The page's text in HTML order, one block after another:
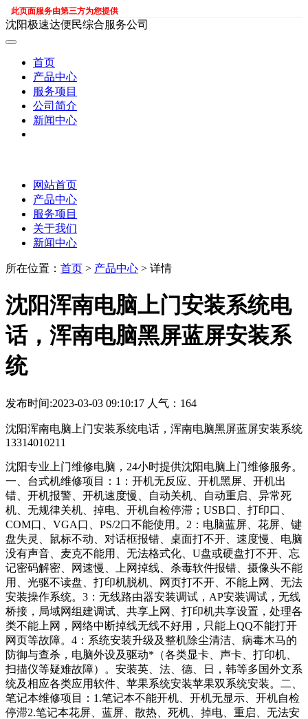
此页面服务由第三方为您提供
沈阳极速达便民综合服务公司
首页
产品中心
服务项目
公司简介
新闻中心
网站首页
产品中心
服务项目
关于我们
新闻中心
所在位置： 首页 > 产品中心 > 详情
沈阳浑南电脑上门安装系统电
话，浑南电脑黑屏蓝屏安装系
统
发布时间:2023-03-03 09:10:17 人气：164
沈阳浑南电脑上门安装系统电话，浑南电脑黑屏蓝屏安装系统
13314010211
沈阳专业上门维修电脑，24小时提供沈阳电脑上门维修服务。
一、台式机维修项目：1：开机无反应、开机黑屏、开机出
错、开机报警、开机速度慢、自动关机、自动重启、异常死
机、无规律关机、掉电、开机自检停滞；USB口、打印口、
COM口、VGA口、PS/2口不能使用。2：电脑蓝屏、花屏、键
盘失灵、鼠标不动、对话框报错、桌面打不开、速度慢、电脑
没有声音、麦克不能用、无法格式化、U盘或硬盘打不开、忘
记密码解密、网速慢、上网掉线、杀毒软件报错、摄像头不能
用、光驱不读盘、打印机脱机、网页打不开、不能上网、无法
安装操作系统。3：无线路由器安装调试，AP安装调试，无线
桥接，局域网组建调试、共享上网、打印机共享设置，处理各
类不能上网，网络中断掉线无线不好用，只能上QQ不能打开
网页等故障。4：系统安装升级及整机除尘清洁、病毒木马的
防御与查杀，电脑外设及驱动*（各类显卡、声卡、打印机、
扫描仪等疑难故障）。安装英、法、德、日，韩等多国外文系
统及相应各类应用软件、苹果系统安装苹果双系统安装。二、
笔记本维修项目：1.笔记本不能开机、开机无显示、开机自检
停滞2.笔记本花屏、蓝屏、散热、死机、掉电、重启、无法安